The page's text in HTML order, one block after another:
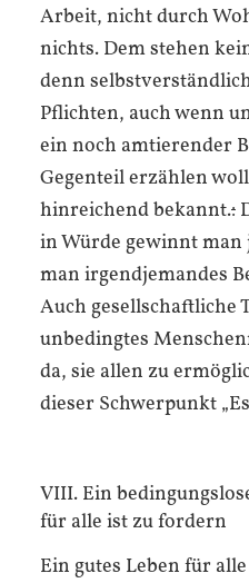
Arbeit, nicht durch
nichts. Dem stehen
denn
Pflichten, auch wenn
ein noch amtierender
Gegenteil erzählen
hinreichend bekannt.:
in Würde gewinnt
man irgendjemandes
Auch gesellschaftliche
unbedingtes
da, sie allen zu
dieser Schwerpunkt
VIII. Ein
für alle ist zu fordern
Ein gutes Leben für